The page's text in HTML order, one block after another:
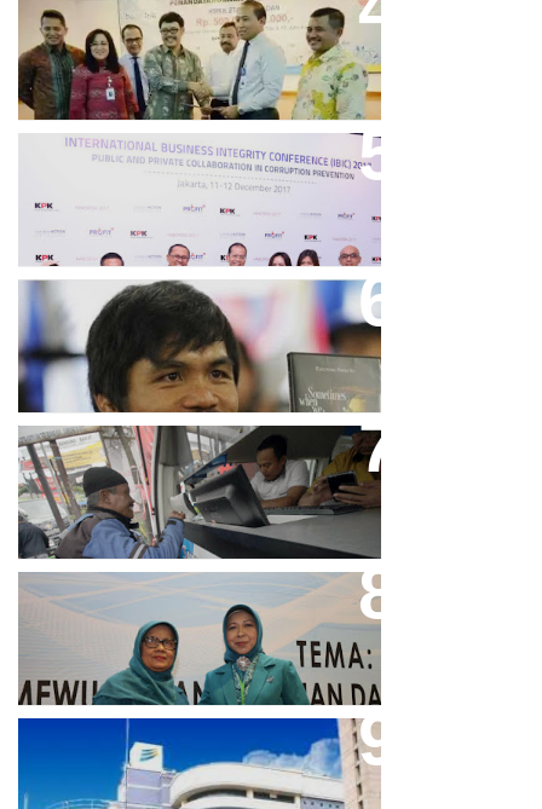
Bank Bjb Fasilitasi Kredit Modal
Kerja Konstruksi PT Adhi Karya
Keren, Bank BJB Kantongi
Puluhan Penghargaan Sepanjang
2017
Dicibir Di Medsos, Manny
Pacquiao Tegaskan Pendirian
Tolak LGBT
Bjb T Samsat Manjakan Nasabah
Dalam Bayar Pajak Kendaraan
Perpres No.99/2017 Bisa Jadi
Acuan Semangat Pengabdian
Aher Minta Pemerintah Pusat
Masukan Kembali BJB Sebagai
Penyalur KUR